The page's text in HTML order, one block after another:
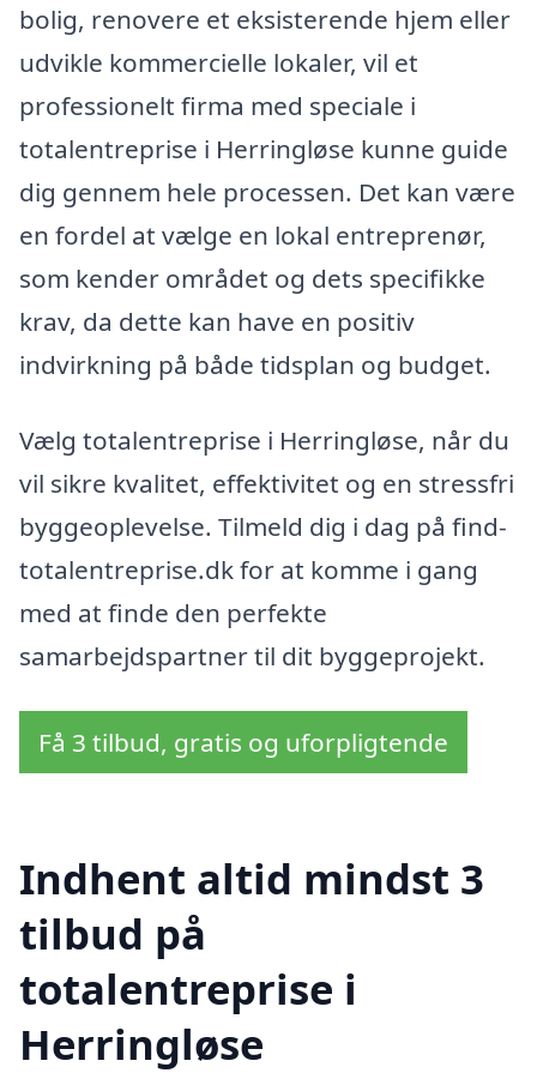
bolig, renovere et eksisterende hjem eller
udvikle kommercielle lokaler, vil et
professionelt firma med speciale i
totalentreprise i Herringløse kunne guide
dig gennem hele processen. Det kan være
en fordel at vælge en lokal entreprenør,
som kender området og dets specifikke
krav, da dette kan have en positiv
indvirkning på både tidsplan og budget.
Vælg totalentreprise i Herringløse, når du
vil sikre kvalitet, effektivitet og en stressfri
byggeoplevelse. Tilmeld dig i dag på find-
totalentreprise.dk for at komme i gang
med at finde den perfekte
samarbejdspartner til dit byggeprojekt.
Få 3 tilbud, gratis og uforpligtende
Indhent altid mindst 3
tilbud på
totalentreprise i
Herringløse